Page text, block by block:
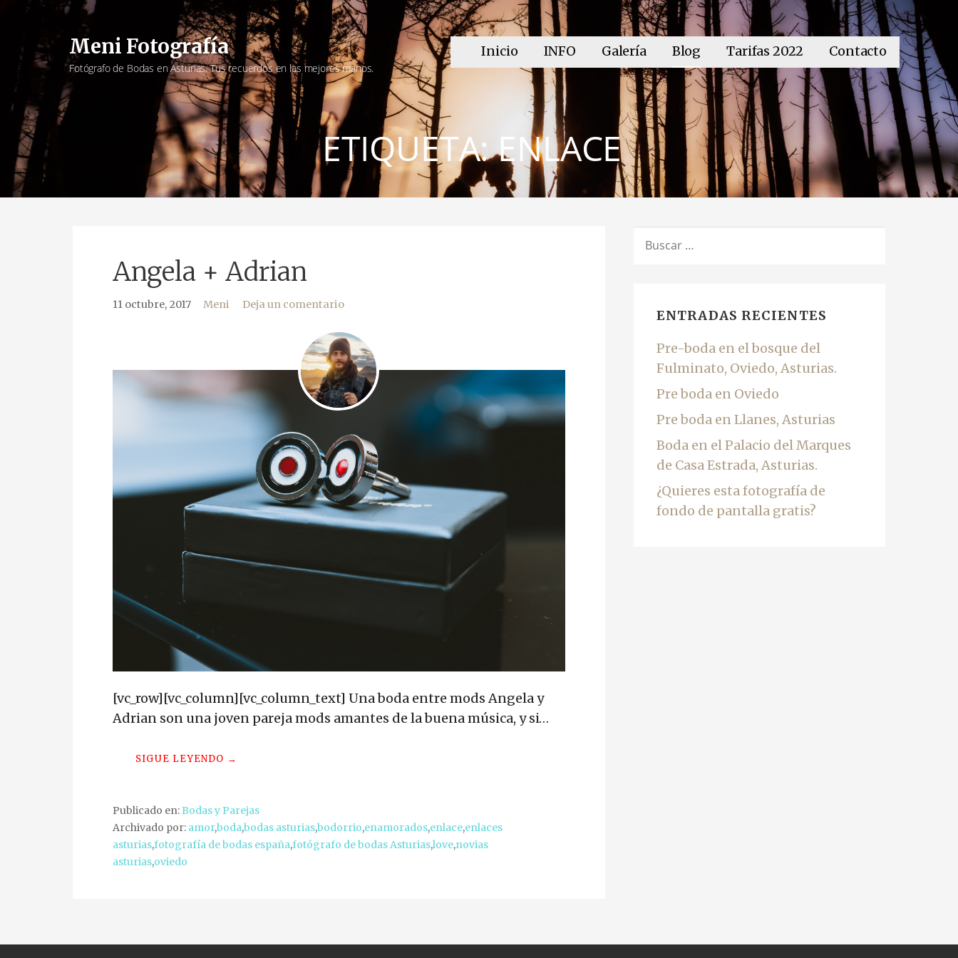
Saltar
contenido
Meni Fotografía
Fotógrafo de Bodas en Asturias. Tus recuerdos en las mejores manos.
Inicio INFO Galería Blog Tarifas 2022 Contacto
ETIQUETA: ENLACE
Angela + Adrian
11 octubre, 2017 Meni Deja un comentario
[vc_row][vc_column][vc_column_text] Una boda entre mods Angela y
Adrian son una joven pareja mods amantes de la buena música, y si…
SIGUE LEYENDO →
Publicado en: Bodas y Parejas
Archivado por: amor,boda,bodas asturias,bodorrio,enamorados,enlace,enlaces
asturias,fotografía de bodas españa,fotógrafo de bodas Asturias,love,novias
asturias,oviedo
ENTRADAS RECIENTES
Pre-boda en el bosque del
Fulminato, Oviedo, Asturias.
Pre boda en Oviedo
Pre boda en Llanes, Asturias
Boda en el Palacio del Marques
de Casa Estrada, Asturias.
¿Quieres esta fotografía de
fondo de pantalla gratis?